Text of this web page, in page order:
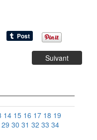
Suivant
14 15 16 17 18 19
29 30 31 32 33 34